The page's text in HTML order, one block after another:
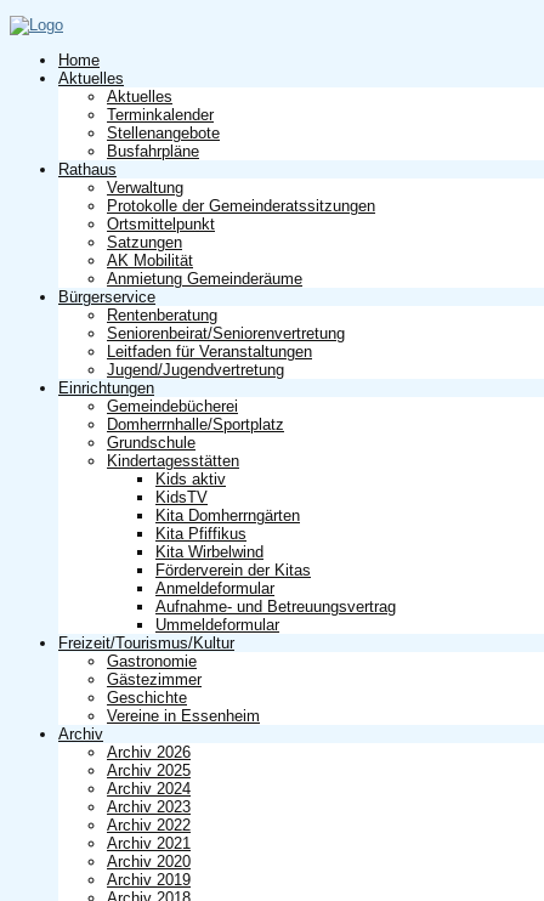
Home
Aktuelles
Aktuelles
Terminkalender
Stellenangebote
Busfahrpläne
Rathaus
Verwaltung
Protokolle der Gemeinderatssitzungen
Ortsmittelpunkt
Satzungen
AK Mobilität
Anmietung Gemeinderäume
Bürgerservice
Rentenberatung
Seniorenbeirat/Seniorenvertretung
Leitfaden für Veranstaltungen
Jugend/Jugendvertretung
Einrichtungen
Gemeindebücherei
Domherrnhalle/Sportplatz
Grundschule
Kindertagesstätten
Kids aktiv
KidsTV
Kita Domherrngärten
Kita Pfiffikus
Kita Wirbelwind
Förderverein der Kitas
Anmeldeformular
Aufnahme- und Betreuungsvertrag
Ummeldeformular
Freizeit/Tourismus/Kultur
Gastronomie
Gästezimmer
Geschichte
Vereine in Essenheim
Archiv
Archiv 2026
Archiv 2025
Archiv 2024
Archiv 2023
Archiv 2022
Archiv 2021
Archiv 2020
Archiv 2019